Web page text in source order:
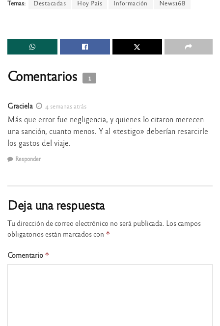
Temas: Destacadas Hoy País Información News16B
Comentarios 1
Graciela 4 semanas atrás
Más que error fue negligencia, y quienes lo citaron merecen
una sanción, cuanto menos. Y al «testigo» deberían resarcirle
los gastos del viaje.
Responder
Deja una respuesta
Tu dirección de correo electrónico no será publicada. Los campos
obligatorios están marcados con *
Comentario *